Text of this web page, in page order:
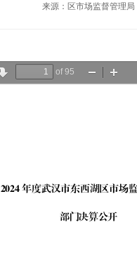
来源：区市场监督管理局